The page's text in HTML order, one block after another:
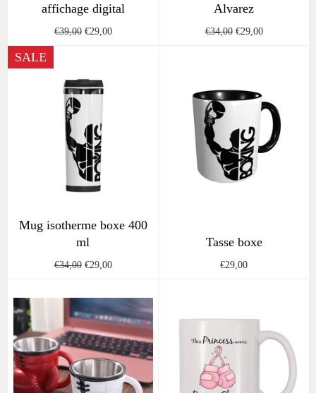
affichage digital
Regular
price
€39,00Sale
€29,00
Alvarez
Regular
€34,00Sale
€29,00
Mug isotherme boxe 400
ml
Regular
€34,00Sale
€29,00
SALE
Tasse boxe
Regular
€29,00